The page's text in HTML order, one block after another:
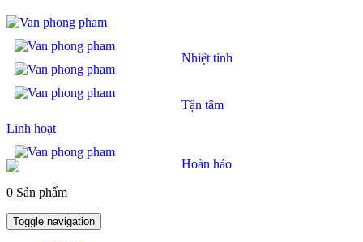
Nhiệt tình
Tận tâm
Linh hoạt
Hoàn hảo
0 Sản phẩm
Toggle navigation